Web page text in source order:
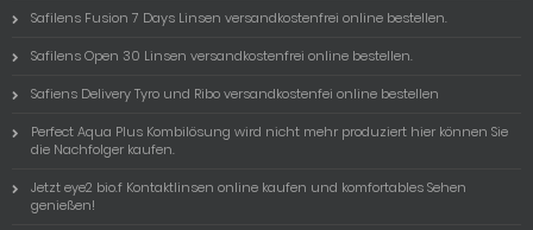
Safilens Fusion 7 Days Linsen versandkostenfrei online bestellen.
Safilens Open 30 Linsen versandkostenfrei online bestellen.
Safiens Delivery Tyro und Ribo versandkostenfei online bestellen
Perfect Aqua Plus Kombilösung wird nicht mehr produziert hier können Sie
die Nachfolger kaufen.
Jetzt eye2 bio.f Kontaktlinsen online kaufen und komfortables Sehen
genießen!